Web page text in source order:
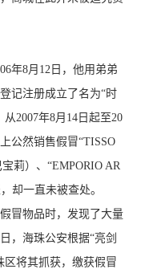
年8月12日，他用弟弟
记注册成立了名为“时
2007年8月14日起至20
公然销售假冒“TISSO
莉）、“EMPORIO AR
却一直未被查处。
冒物品时，发现了大量
，海珠公安根据“亮剑
区将其抓获，缴获假冒